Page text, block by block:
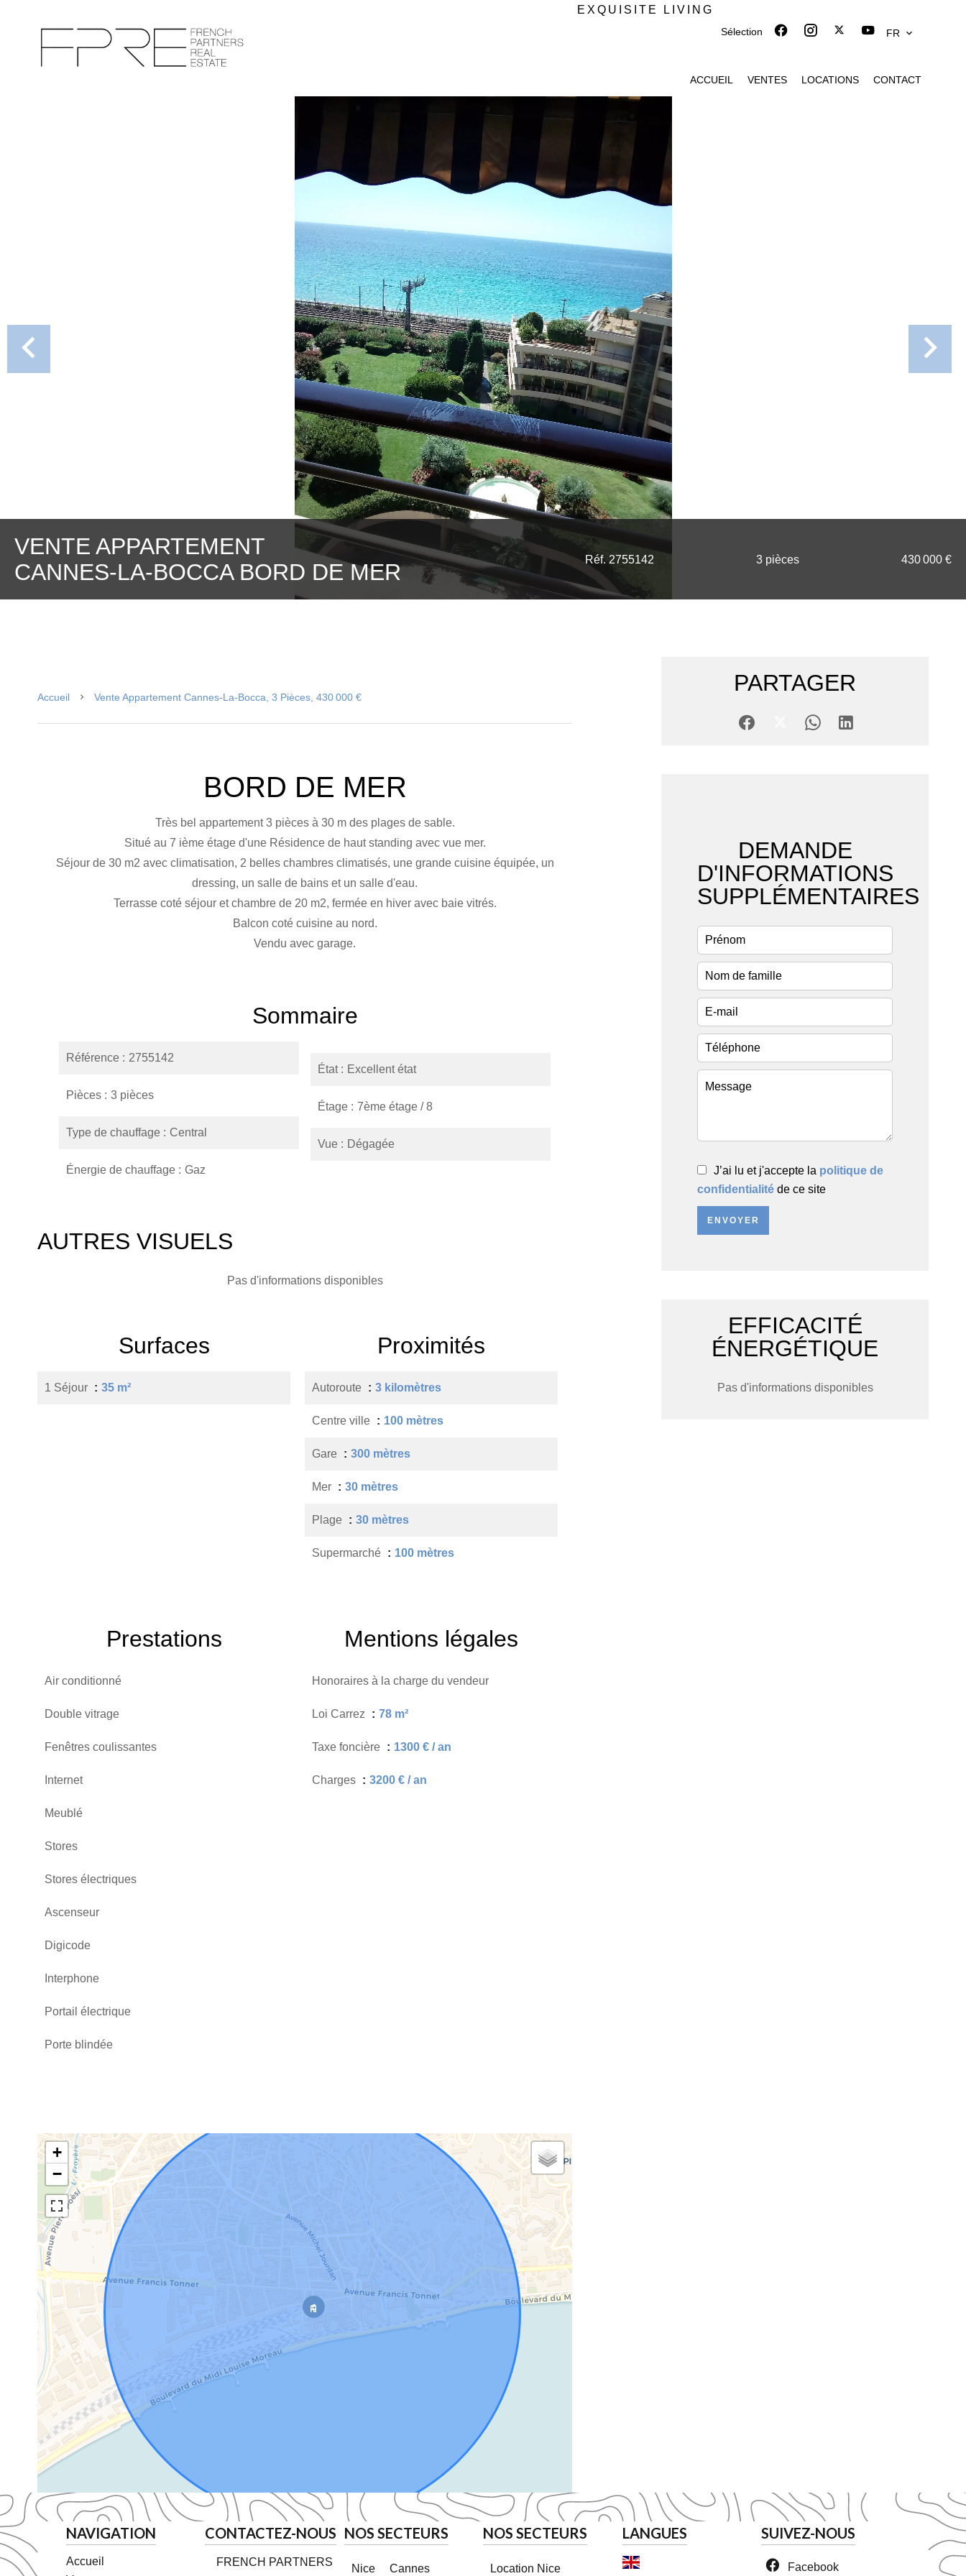
EXQUISITE LIVING
Sélection FR
ACCUEIL VENTES LOCATIONS CONTACT
VENTE APPARTEMENT
CANNES-LA-BOCCA BORD DE MER
Réf. 2755142 3 pièces 430 000 €
Accueil Vente Appartement Cannes-La-Bocca, 3 Pièces, 430 000 €
BORD DE MER
Très bel appartement 3 pièces à 30 m des plages de sable.
Situé au 7 ième étage d'une Résidence de haut standing avec vue mer.
Séjour de 30 m2 avec climatisation, 2 belles chambres climatisés, une grande cuisine équipée, un
dressing, un salle de bains et un salle d'eau.
Terrasse coté séjour et chambre de 20 m2, fermée en hiver avec baie vitrés.
Balcon coté cuisine au nord.
Vendu avec garage.
Sommaire
Référence 2755142
Pièces 3 pièces
Type de chauffage Central
Énergie de chauffage Gaz
État Excellent état
Étage 7ème étage / 8
Vue Dégagée
AUTRES VISUELS
Pas d'informations disponibles
Surfaces
1 Séjour 35 m²
Proximités
Autoroute 3 kilomètres
Centre ville 100 mètres
Gare 300 mètres
Mer 30 mètres
Plage 30 mètres
Supermarché 100 mètres
Prestations
Air conditionné
Double vitrage
Fenêtres coulissantes
Internet
Meublé
Stores
Stores électriques
Ascenseur
Digicode
Interphone
Portail électrique
Porte blindée
Mentions légales
Honoraires à la charge du vendeur
Loi Carrez 78 m²
Taxe foncière 1300 € / an
Charges 3200 € / an
+
−
PARTAGER
DEMANDE
D'INFORMATIONS
SUPPLÉMENTAIRES
J’ai lu et j'accepte la politique de
confidentialité de ce site
ENVOYER
EFFICACITÉ
ÉNERGÉTIQUE
Pas d'informations disponibles
NAVIGATION
Accueil
CONTACTEZ-NOUS
FRENCH PARTNERS
NOS SECTEURS
Nice Cannes
NOS SECTEURS
Location Nice
LANGUES SUIVEZ-NOUS
Facebook